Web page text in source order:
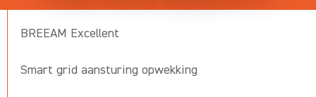
BREEAM Excellent
Smart grid aansturing opwekking